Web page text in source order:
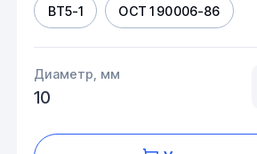
ВТ5-1 ОСТ 1 90006-86
Диаметр, мм
10